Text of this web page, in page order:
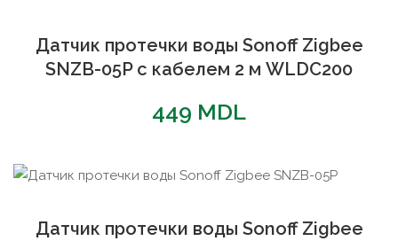
Датчик протечки воды Sonoff Zigbee
SNZB-05P с кабелем 2 м WLDC200
449 MDL
Датчик протечки воды Sonoff Zigbee